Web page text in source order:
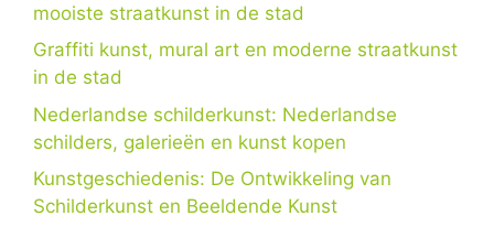
mooiste straatkunst in de stad
Graffiti kunst, mural art en moderne straatkunst
in de stad
Nederlandse schilderkunst: Nederlandse
schilders, galerieën en kunst kopen
Kunstgeschiedenis: De Ontwikkeling van
Schilderkunst en Beeldende Kunst